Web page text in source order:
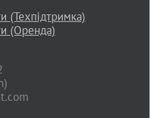
(Техпідтримка)
(Оренда)